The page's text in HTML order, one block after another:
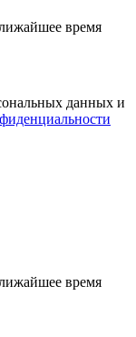
время
данных и
время